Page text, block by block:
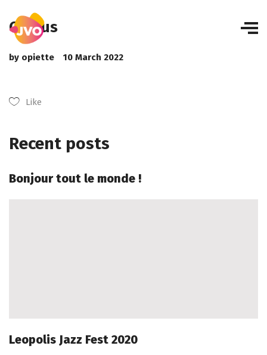
Corilus
by opiette 10 March 2022
Like
Recent posts
Bonjour tout le monde !
Leopolis Jazz Fest 2020